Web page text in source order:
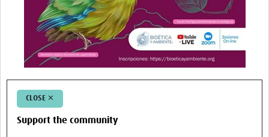
CLOSE ✕
Support the community